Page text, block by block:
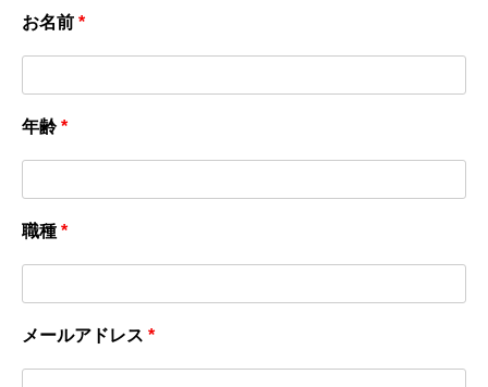
お名前 *
年齢 *
職種 *
メールアドレス *